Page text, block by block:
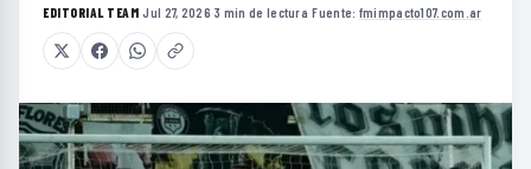
EDITORIAL TEAM·Jul 27, 2026·3 min de lectura·Fuente: fmimpacto107.com.ar